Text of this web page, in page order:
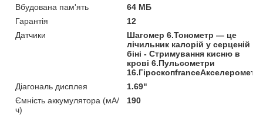
Вбудована пам'ять
64 МБ
Гарантія
12
Датчики
Шагомер 6.Тонометр — це
лічильник калорій у серценій
біні - Стримування кисню в
крові 6.Пульсометри
16.ГіроскопfranceАкселерометр
Діагональ дисплея
1.69"
Ємність аккумулятора (мА/
ч)
190